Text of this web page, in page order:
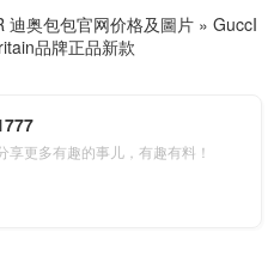
迪奥包包官网价格及圖片 » GuccI
品牌正品新款
享更多有趣的事儿，有趣有料！